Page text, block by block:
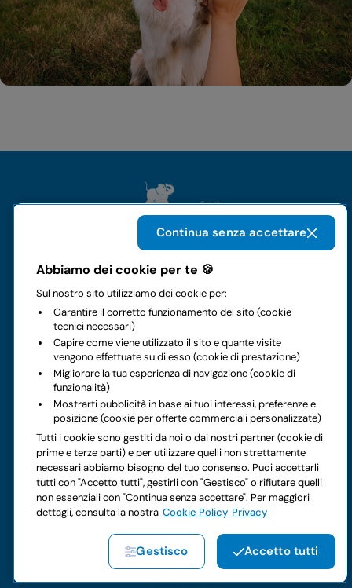
Il gruppo
Noleggi
Business
Contatti
Note legali
Hai dei dubbi sul tuo prossimo noleggio?
Copyright © 2026 LocautoRent S.p.A. Tutti i diritti riservati P.
IVA 04367650969
Abbiamo dei cookie per te 🍪
Sul nostro sito utilizziamo dei cookie per:
Garantire il corretto funzionamento del sito (cookie
tecnici necessari)
Capire come viene utilizzato il sito e quante visite
vengono effettuate su di esso (cookie di prestazione)
Migliorare la tua esperienza di navigazione (cookie di
funzionalità)
Mostrarti pubblicità in base ai tuoi interessi, preferenze e
posizione (cookie per offerte commerciali personalizzate)
Tutti i cookie sono gestiti da noi o dai nostri partner (cookie di
prime e terze parti) e per utilizzare quelli non strettamente
necessari abbiamo bisogno del tuo consenso. Puoi accettarli
tutti con "Accetto tutti", gestirli con "Gestisco" o rifiutare quelli
non essenziali con "Continua senza accettare". Per maggiori
dettagli, consulta la nostra Cookie Policy Privacy
Gestisco Accetto tutti
Continua senza accettare